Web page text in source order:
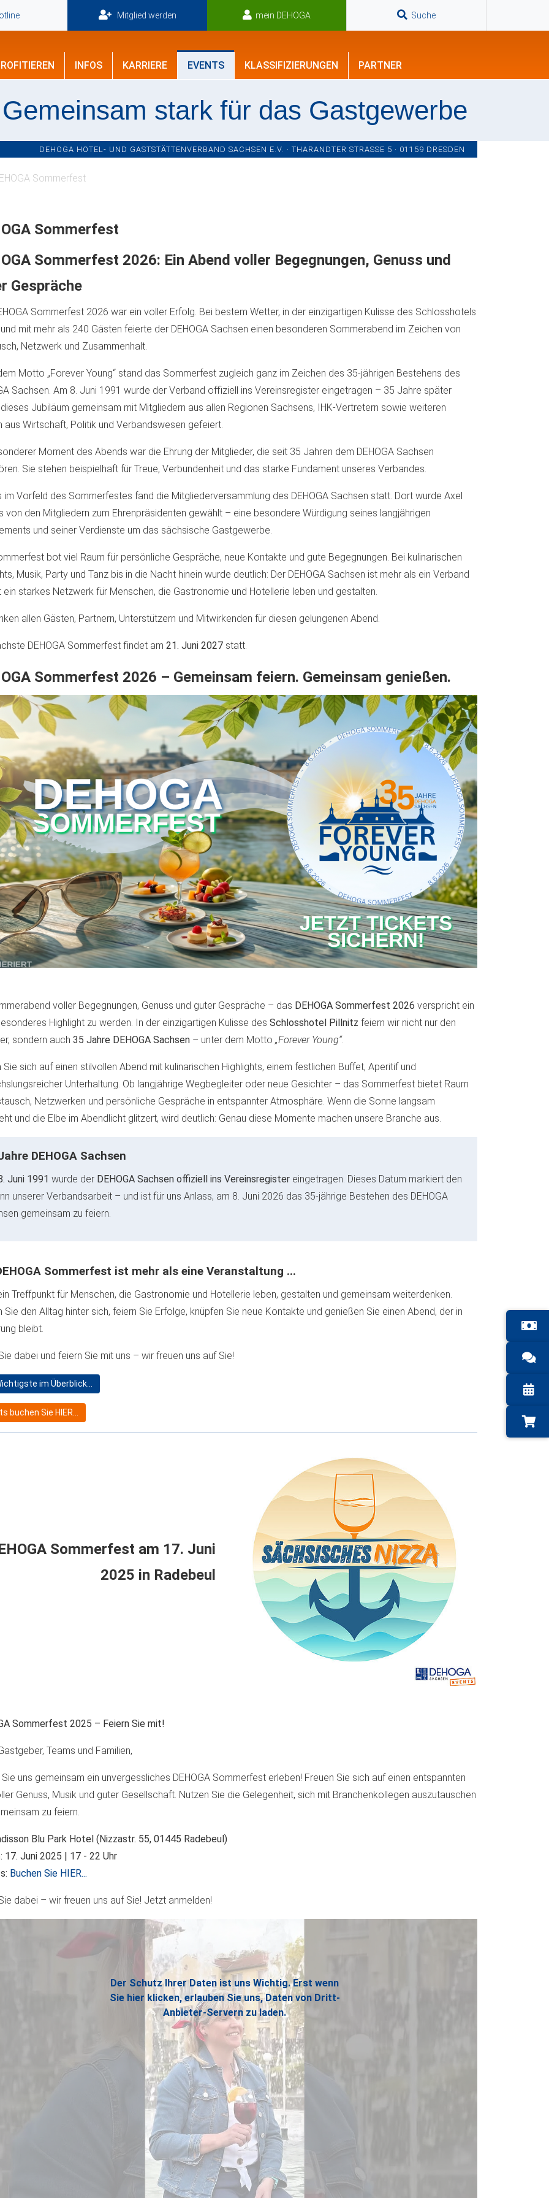
Mitglied werden mein DEHOGA Suche
INFOS KARRIERE EVENTS KLASSIFIZIERUNGEN PARTNER
Gemeinsam stark für das Gastgewerbe
DEHOGA HOTEL- UND GASTSTÄTTENVERBAND SACHSEN E.V. · THARANDTER STRASSE 5 · 01159 DRESDEN
Sommerfest
Sommerfest
Sommerfest 2026: Ein Abend voller Begegnungen, Genuss und
Gespräche
Sommerfest 2026 war ein voller Erfolg. Bei bestem Wetter, in der einzigartigen Kulisse des Schlosshotels
mit mehr als 240 Gästen feierte der DEHOGA Sachsen einen besonderen Sommerabend im Zeichen von
Netzwerk und Zusammenhalt.
Motto „Forever Young“ stand das Sommerfest zugleich ganz im Zeichen des 35-jährigen Bestehens des
Sachsen. Am 8. Juni 1991 wurde der Verband offiziell ins Vereinsregister eingetragen – 35 Jahre später
Jubiläum gemeinsam mit Mitgliedern aus allen Regionen Sachsens, IHK-Vertretern sowie weiteren
aus Wirtschaft, Politik und Verbandswesen gefeiert.
Moment des Abends war die Ehrung der Mitglieder, die seit 35 Jahren dem DEHOGA Sachsen
Sie stehen beispielhaft für Treue, Verbundenheit und das starke Fundament unseres Verbandes.
im Vorfeld des Sommerfestes fand die Mitgliederversammlung des DEHOGA Sachsen statt. Dort wurde Axel
von den Mitgliedern zum Ehrenpräsidenten gewählt – eine besondere Würdigung seines langjährigen
und seiner Verdienste um das sächsische Gastgewerbe.
bot viel Raum für persönliche Gespräche, neue Kontakte und gute Begegnungen. Bei kulinarischen
Musik, Party und Tanz bis in die Nacht hinein wurde deutlich: Der DEHOGA Sachsen ist mehr als ein Verband
ein starkes Netzwerk für Menschen, die Gastronomie und Hotellerie leben und gestalten.
allen Gästen, Partnern, Unterstützern und Mitwirkenden für diesen gelungenen Abend.
DEHOGA Sommerfest findet am 21. Juni 2027 statt.
Sommerfest 2026 – Gemeinsam feiern. Gemeinsam genießen.
voller Begegnungen, Genuss und guter Gespräche – das DEHOGA Sommerfest 2026 verspricht ein
Highlight zu werden. In der einzigartigen Kulisse des Schlosshotel Pillnitz feiern wir nicht nur den
sondern auch 35 Jahre DEHOGA Sachsen – unter dem Motto „Forever Young“.
Sie sich auf einen stilvollen Abend mit kulinarischen Highlights, einem festlichen Buffet, Aperitif und
Unterhaltung. Ob langjährige Wegbegleiter oder neue Gesichter – das Sommerfest bietet Raum
Netzwerken und persönliche Gespräche in entspannter Atmosphäre. Wenn die Sonne langsam
und die Elbe im Abendlicht glitzert, wird deutlich: Genau diese Momente machen unsere Branche aus.
DEHOGA Sachsen
Juni 1991 wurde der DEHOGA Sachsen offiziell ins Vereinsregister eingetragen. Dieses Datum markiert den
unserer Verbandsarbeit – und ist für uns Anlass, am 8. Juni 2026 das 35-jährige Bestehen des DEHOGA
gemeinsam zu feiern.
Sommerfest ist mehr als eine Veranstaltung ...
Treffpunkt für Menschen, die Gastronomie und Hotellerie leben, gestalten und gemeinsam weiterdenken.
Sie den Alltag hinter sich, feiern Sie Erfolge, knüpfen Sie neue Kontakte und genießen Sie einen Abend, der in
bleibt.
dabei und feiern Sie mit uns – wir freuen uns auf Sie!
im Überblick…
buchen Sie HIER…
Sommerfest am 17. Juni
2025 in Radebeul
Sommerfest 2025 – Feiern Sie mit!
Teams und Familien,
Sie uns gemeinsam ein unvergessliches DEHOGA Sommerfest erleben! Freuen Sie sich auf einen entspannten
Genuss, Musik und guter Gesellschaft. Nutzen Sie die Gelegenheit, sich mit Branchenkollegen auszutauschen
zu feiern.
Blu Park Hotel (Nizzastr. 55, 01445 Radebeul)
17. Juni 2025 | 17 - 22 Uhr
Buchen Sie HIER...
dabei – wir freuen uns auf Sie! Jetzt anmelden!
Der Schutz Ihrer Daten ist uns Wichtig. Erst wenn
Sie hier klicken, erlauben Sie uns, Daten von Dritt-
Anbieter-Servern zu laden.